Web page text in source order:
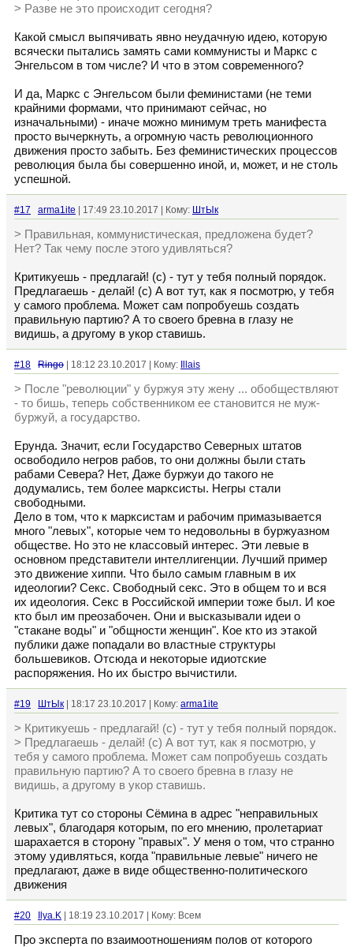
> Разве не это происходит сегодня?
Какой смысл выпячивать явно неудачную идею, которую
всячески пытались замять сами коммунисты и Маркс с
Энгельсом в том числе? И что в этом современного?
И да, Маркс с Энгельсом были феминистами (не теми
крайними формами, что принимают сейчас, но
изначальными) - иначе можно минимум треть манифеста
просто вычеркнуть, а огромную часть революционного
движения просто забыть. Без феминистических процессов
революция была бы совершенно иной, и, может, и не столь
успешной.
#17 arma1ite | 17:49 23.10.2017 | Кому: ШтЫк
> Правильная, коммунистическая, предложена будет?
Нет? Так чему после этого удивляться?
Критикуешь - предлагай! (с) - тут у тебя полный порядок.
Предлагаешь - делай! (с) А вот тут, как я посмотрю, у тебя
у самого проблема. Может сам попробуешь создать
правильную партию? А то своего бревна в глазу не
видишь, а другому в укор ставишь.
#18 Ringo | 18:12 23.10.2017 | Кому: Illais
> После "революции" у буржуя эту жену ... обобществляют
- то бишь, теперь собственником ее становится не муж-
буржуй, а государство.
Ерунда. Значит, если Государство Северных штатов
освободило негров рабов, то они должны были стать
рабами Севера? Нет, Даже буржуи до такого не
додумались, тем более марксисты. Негры стали
свободными.
Дело в том, что к марксистам и рабочим примазывается
много "левых", которые чем то недовольны в буржуазном
обществе. Но это не классовый интерес. Эти левые в
основном представители интеллигенции. Лучший пример
это движение хиппи. Что было самым главным в их
идеологии? Секс. Свободный секс. Это в общем то и вся
их идеология. Секс в Российской империи тоже был. И кое
кто был им преозабочен. Они и высказывали идеи о
"стакане воды" и "общности женщин". Кое кто из этакой
публики даже попадали во властные структуры
большевиков. Отсюда и некоторые идиотские
распоряжения. Но их быстро вычистили.
#19 ШтЫк | 18:17 23.10.2017 | Кому: arma1ite
> Критикуешь - предлагай! (с) - тут у тебя полный порядок.
> Предлагаешь - делай! (с) А вот тут, как я посмотрю, у
тебя у самого проблема. Может сам попробуешь создать
правильную партию? А то своего бревна в глазу не
видишь, а другому в укор ставишь.
Критика тут со стороны Сёмина в адрес "неправильных
левых", благодаря которым, по его мнению, пролетариат
шарахается в сторону "правых". У меня о том, что странно
этому удивляться, когда "правильные левые" ничего не
предлагают, даже в виде общественно-политического
движения
#20 Ilya.K | 18:19 23.10.2017 | Кому: Всем
Про эксперта по взаимоотношениям полов от которого